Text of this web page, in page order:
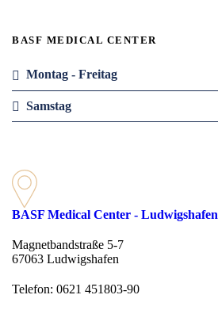
BASF MEDICAL CENTER
Montag - Freitag
Samstag
BASF Medical Center - Ludwigshafen
Magnetbandstraße 5-7
67063 Ludwigshafen
Telefon: 0621 451803-90